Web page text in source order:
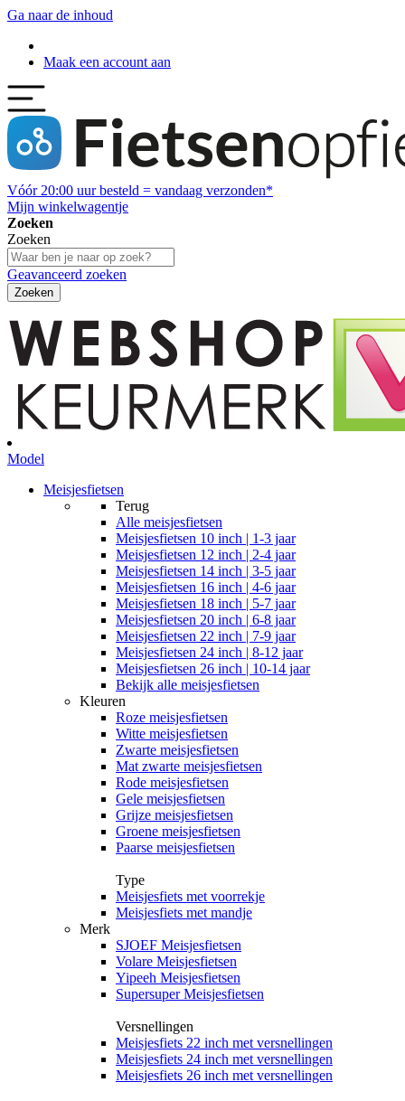
Ga naar de inhoud
Maak een account aan
Vóór 20:00 uur besteld = vandaag verzonden*
Mijn winkelwagentje
Zoeken
Zoeken
Geavanceerd zoeken
Zoeken
Model
Meisjesfietsen
Terug
Alle meisjesfietsen
Meisjesfietsen 10 inch | 1-3 jaar
Meisjesfietsen 12 inch | 2-4 jaar
Meisjesfietsen 14 inch | 3-5 jaar
Meisjesfietsen 16 inch | 4-6 jaar
Meisjesfietsen 18 inch | 5-7 jaar
Meisjesfietsen 20 inch | 6-8 jaar
Meisjesfietsen 22 inch | 7-9 jaar
Meisjesfietsen 24 inch | 8-12 jaar
Meisjesfietsen 26 inch | 10-14 jaar
Bekijk alle meisjesfietsen
Kleuren
Roze meisjesfietsen
Witte meisjesfietsen
Zwarte meisjesfietsen
Mat zwarte meisjesfietsen
Rode meisjesfietsen
Gele meisjesfietsen
Grijze meisjesfietsen
Groene meisjesfietsen
Paarse meisjesfietsen
Type
Meisjesfiets met voorrekje
Meisjesfiets met mandje
Merk
SJOEF Meisjesfietsen
Volare Meisjesfietsen
Yipeeh Meisjesfietsen
Supersuper Meisjesfietsen
Versnellingen
Meisjesfiets 22 inch met versnellingen
Meisjesfiets 24 inch met versnellingen
Meisjesfiets 26 inch met versnellingen